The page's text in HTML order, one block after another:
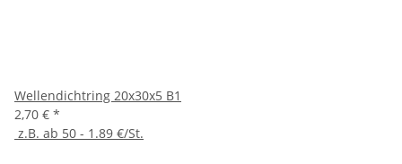
Wellendichtring 20x30x5 B1
2,70 € *
z.B. ab 50 - 1.89 €/St.